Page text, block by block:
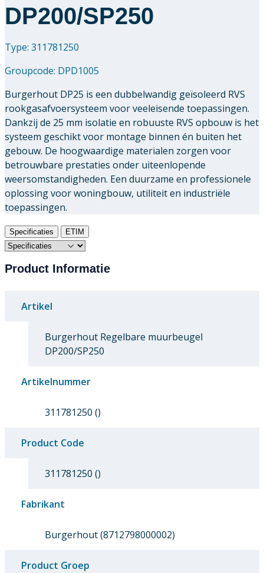
DP200/SP250
Type: 311781250
Groupcode: DPD1005
Burgerhout DP25 is een dubbelwandig geïsoleerd RVS
rookgasafvoersysteem voor veeleisende toepassingen.
Dankzij de 25 mm isolatie en robuuste RVS opbouw is het
systeem geschikt voor montage binnen én buiten het
gebouw. De hoogwaardige materialen zorgen voor
betrouwbare prestaties onder uiteenlopende
weersomstandigheden. Een duurzame en professionele
oplossing voor woningbouw, utiliteit en industriële
toepassingen.
Specificaties ETIM
Product Informatie
Artikel
Burgerhout Regelbare muurbeugel
DP200/SP250
Artikelnummer
311781250 ()
Product Code
311781250 ()
Fabrikant
Burgerhout (8712798000002)
Product Groep